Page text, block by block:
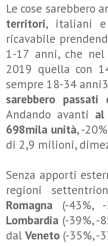
Le cose sarebbero
territori, italiani e
ricavabile
1-17 anni, che
2019 quella con
sempre 18-34
sarebbero
Andando avanti al
698mila unità, -
di 2,9 milioni,
Senza apporti
regioni
Romagna (-43%,
Lombardia (-39%, -
dal Veneto (-35%, -